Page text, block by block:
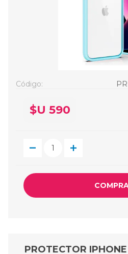
Código:
$U 590
PROTECTOR